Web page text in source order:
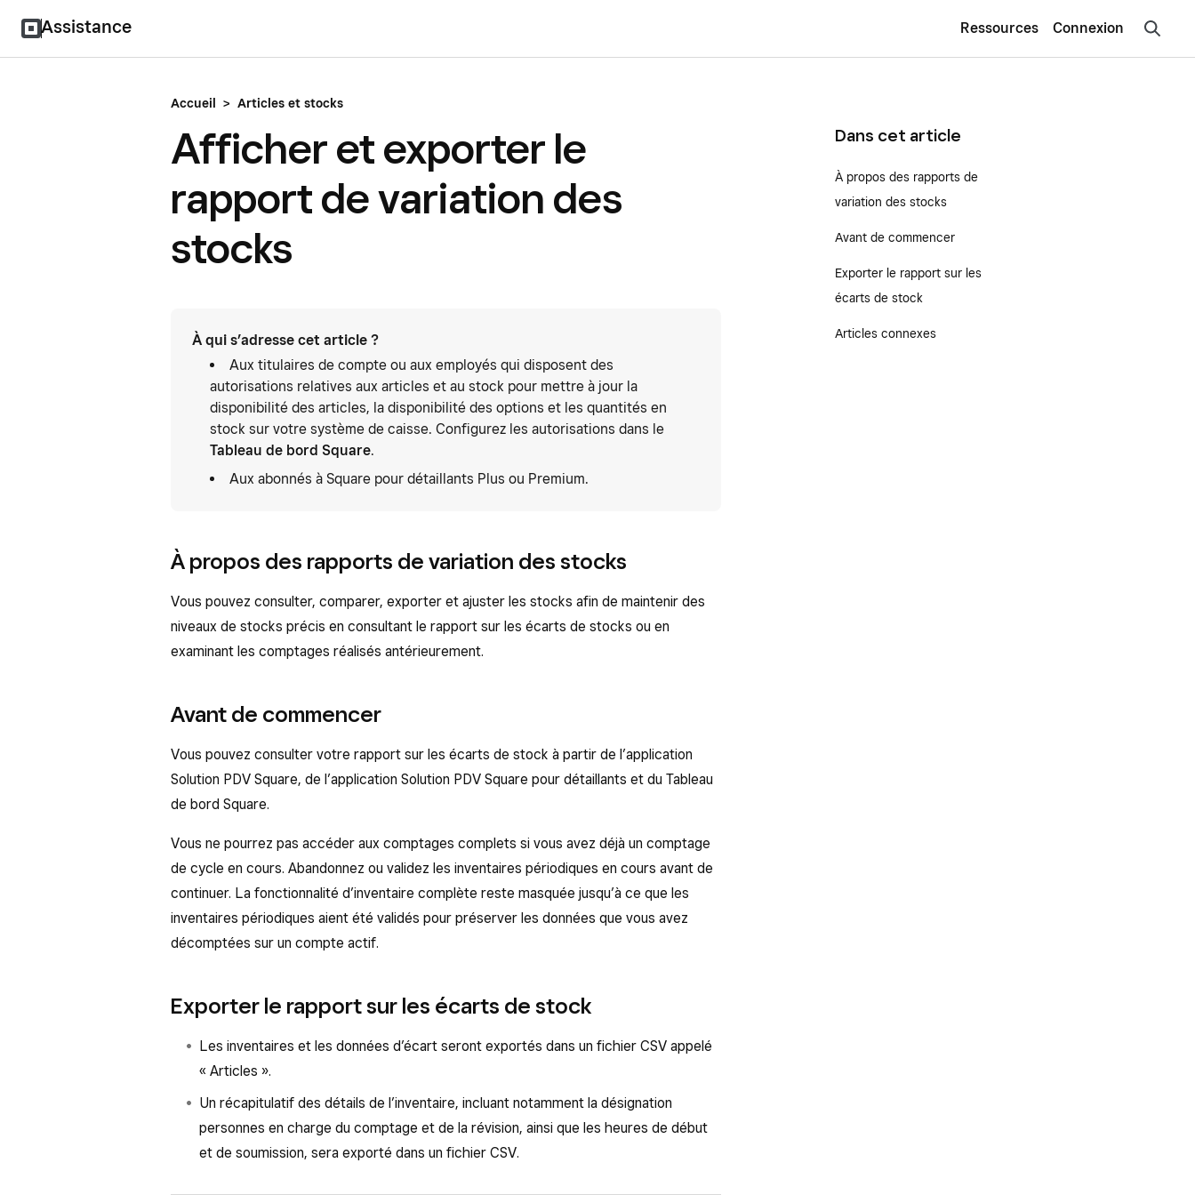
Assistance Ressources Connexion
Accueil > Articles et stocks
Afficher et exporter le
rapport de variation des
stocks
À qui s’adresse cet article ?
Aux titulaires de compte ou aux employés qui disposent des
autorisations relatives aux articles et au stock pour mettre à jour la
disponibilité des articles, la disponibilité des options et les quantités en
stock sur votre système de caisse. Configurez les autorisations dans le
Tableau de bord Square.
Aux abonnés à Square pour détaillants Plus ou Premium.
À propos des rapports de variation des stocks
Vous pouvez consulter, comparer, exporter et ajuster les stocks afin de maintenir des
niveaux de stocks précis en consultant le rapport sur les écarts de stocks ou en
examinant les comptages réalisés antérieurement.
Avant de commencer
Vous pouvez consulter votre rapport sur les écarts de stock à partir de l’application
Solution PDV Square, de l’application Solution PDV Square pour détaillants et du Tableau
de bord Square.
Vous ne pourrez pas accéder aux comptages complets si vous avez déjà un comptage
de cycle en cours. Abandonnez ou validez les inventaires périodiques en cours avant de
continuer. La fonctionnalité d’inventaire complète reste masquée jusqu’à ce que les
inventaires périodiques aient été validés pour préserver les données que vous avez
décomptées sur un compte actif.
Exporter le rapport sur les écarts de stock
Les inventaires et les données d’écart seront exportés dans un fichier CSV appelé
« Articles ».
Un récapitulatif des détails de l’inventaire, incluant notamment la désignation
personnes en charge du comptage et de la révision, ainsi que les heures de début
et de soumission, sera exporté dans un fichier CSV.
Dans cet article
À propos des rapports de
variation des stocks
Avant de commencer
Exporter le rapport sur les
écarts de stock
Articles connexes